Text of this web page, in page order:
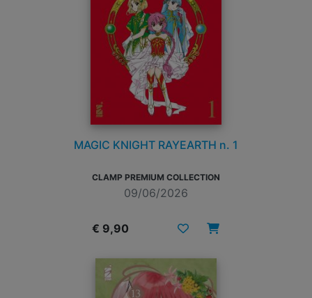
MAGIC KNIGHT RAYEARTH n. 1
CLAMP PREMIUM COLLECTION
09/06/2026
€ 9,90